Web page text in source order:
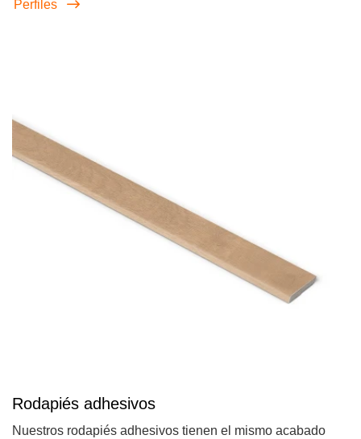
Perfiles
Rodapiés adhesivos
Nuestros rodapiés adhesivos tienen el mismo acabado